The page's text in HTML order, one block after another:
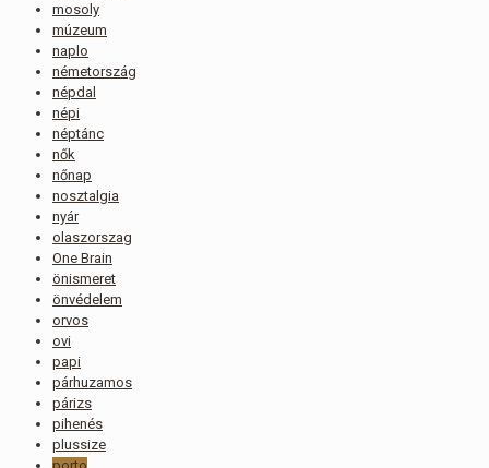
mosoly
múzeum
naplo
németország
népdal
népi
néptánc
nők
nőnap
nosztalgia
nyár
olaszorszag
One Brain
önismeret
önvédelem
orvos
ovi
papi
párhuzamos
párizs
pihenés
plussize